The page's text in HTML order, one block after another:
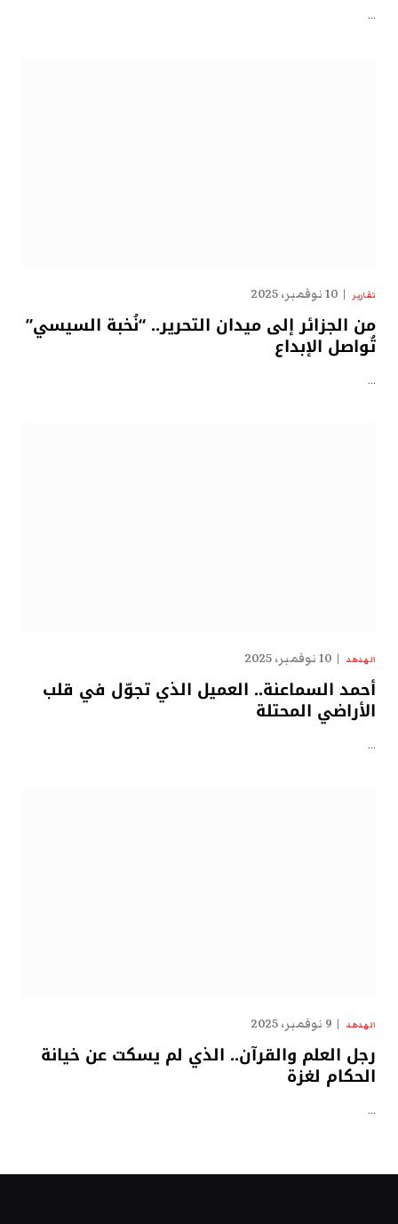
…
تقارير 10 نوفمبر، 2025
من الجزائر إلى ميدان التحرير.. “نُخبة السيسي”
تُواصل الإبداع
…
الهدهد 10 نوفمبر، 2025
أحمد السماعنة.. العميل الذي تجوّل في قلب
الأراضي المحتلة
…
الهدهد 9 نوفمبر، 2025
رجل العلم والقرآن.. الذي لم يسكت عن خيانة
الحكام لغزة
…